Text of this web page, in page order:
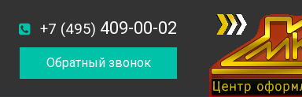
+7 (495) 409-00-02
Обратный звонок